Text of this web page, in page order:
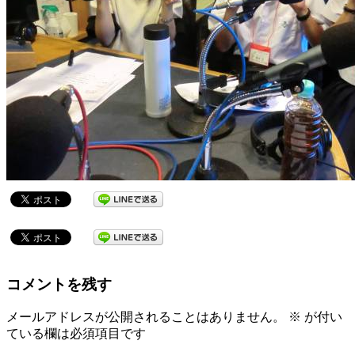
コメントを残す
メールアドレスが公開されることはありません。 ※ が付い
ている欄は必須項目です